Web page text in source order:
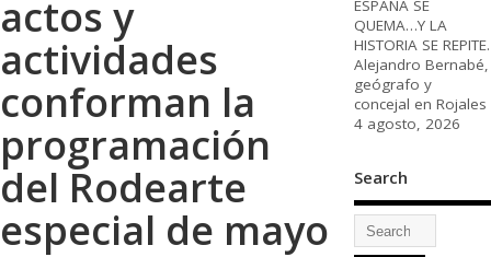
actos y
actividades
conforman la
programación
del Rodearte
especial de mayo
ESPAÑA SE
QUEMA…Y LA
HISTORIA SE REPITE.
Alejandro Bernabé,
geógrafo y
concejal en Rojales
4 agosto, 2026
Search